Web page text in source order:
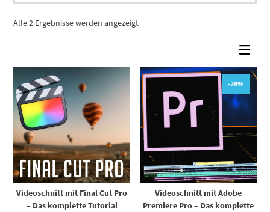
Alle 2 Ergebnisse werden angezeigt
Videoschnitt mit Final Cut Pro
– Das komplette Tutorial
-28%
Videoschnitt mit Adobe
Premiere Pro – Das komplette